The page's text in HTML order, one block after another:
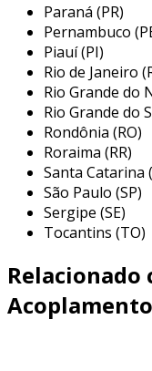
o acoplamento
amplamente
devido à sua
entre as principais
destacar:
robótica:
atuadores,
compensação
cruciais para o
robóticos.
sistemas de
impressoras,
suave e eficiente.
Paraná (PR)
Pernambuco
Piauí (PI)
Rio de Janeiro
Rio Grande do
Rio Grande do
Rondônia (RO)
Roraima (RR)
Santa Catarina
São Paulo (SP)
Sergipe (SE)
Tocantins (TO)
Relacionado